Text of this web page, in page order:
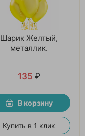
Шарик Желтый,
металлик.
135 ₽
В корзину
Купить в 1 клик